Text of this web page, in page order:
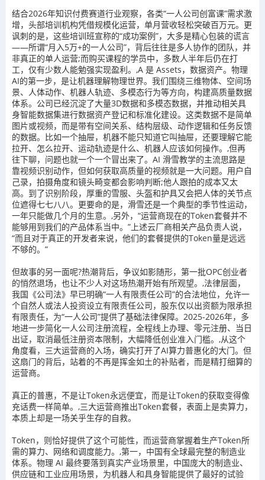
结合2026年知识付费赛道行业观察，各类“一人公司创富课”需求激
增，头部培训机构凭借规模化运营，单月营收轻松突破百万元。更
讽刺的是，这些培训班宣称的“成功案例”，大多是精心包装的谎言
——所谓“月入5万+的一人公司”，背后往往是多人协作的团队，并
非真正的单人运营;而购买课程的学员中，多数人半年后仍在打
工，仅有少数人能勉强实现盈利。,A 是 Assets，数据资产。物理
AI的第一步，是让机器理解物理世界。我们围绕三维物体、空间场
景、人体动作、机器人轨迹、多模态行为等方向，构建高质量数据
体系。公司已经沉淀了大量3D数据和多模态数据，并推动相关具
身智能数据集进行数据资产登记和标准化建设。这类数据不是简单
图片或视频，而是带有空间关系、结构层级、动作逻辑和任务反馈
的数据。比如一个抽屉，机器不能只知道它叫抽屉，还要理解它能
拉开、怎么拉开、运动轨迹是什么、机器人应该如何操作。,但再
往下聊，问题也就一个一个冒出来了。AI 滑雪教学的主流思路是
靠视频识别动作，但如何获取高质量的视频就是一大问题。用户自
己录，拍摄角度和镜头畸变都会影响判断;他人跟拍的成本又太
高。到了识别阶段，厚重的雪服、头盔和护具又会把人体的关节点
位遮得七七八八。更要命的是，滑雪还是一个典型的季节性运动，
一年只能做几个月的生意。,另外，“运营商现在的Token套餐并不
能够用到我们的产品体系当中。”上述云厂商相关产品负责人说，
“而且对于真正的开发者来说，他们的套餐提供的Token量是远远
不够的。”
但故事的另一面呢?热潮背后，争议如影随形，第一批OPC创业者
的悄然退场，也让不少人对这场热潮开始有所观望。,法律层面，
我国《公司法》早已明确“一人有限责任公司”的合法地位，允许一
个自然人或法人投资设立有限责任公司，股东仅以出资额为限承担
有限责任，为“一人公司”提供了基础法律保障。2025-2026年，多
地进一步简化一人公司注册流程，全程线上办理、零元注册、当日
出证，取消最低注册资本限制，大幅降低创业准入门槛。,从这个
角度看，三大运营商的入场，确实打开了AI算力普惠化的大门。但
这扇门的背后，站着的不再是挥金如土的补贴者，而是精打细算的
运营商。
真正的普惠，不是让Token永远便宜，而是让Token的获取变得像
充话费一样简单。,三大运营商推出Token套餐，表面上是卖算力，
本质上却是一场关乎生存的自救。
Token，则恰好提供了这个可能性，而运营商掌握着生产Token所
需的算力、网络和调度能力。,第一，中国有全球最完整的制造业
体系。物理 AI 最终要落到真实产业场景里，中国庞大的制造业、
供应链和工业应用场景，为机器人和具身智能提供了最好的试验